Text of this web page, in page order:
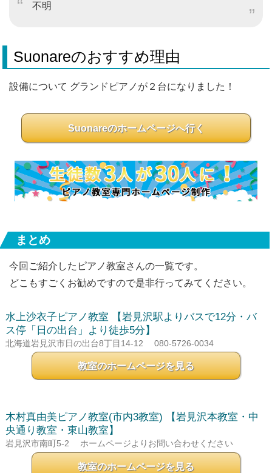
不明
Suonareのおすすめ理由
設備について グランドピアノが２台になりました！
Suonareのホームページへ行く
まとめ
今回ご紹介したピアノ教室さんの一覧です。
どこもすごくお勧めですので是非行ってみてください。
水上沙衣子ピアノ教室
【岩見沢駅よりバスで12分・バ
ス停「日の出台」より徒歩5分】
北海道岩見沢市日の出台8丁目14-12 080-5726-0034
教室のホームページを見る
木村真由美ピアノ教室(市内3教室)
【岩見沢本教室・中
央通り教室・東山教室】
岩見沢市南町5-2 ホームページよりお問い合わせください
教室のホームページを見る